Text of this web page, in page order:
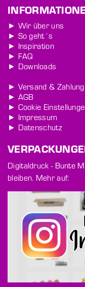
► Wir über uns
► So geht´s
► Inspiration
► FAQ
► Downloads
► Versand & Zahlung
► AGB
► Cookie
► Impressum
► Datenschutz
Digitaldruck - Bunte
bleiben. Mehr auf: